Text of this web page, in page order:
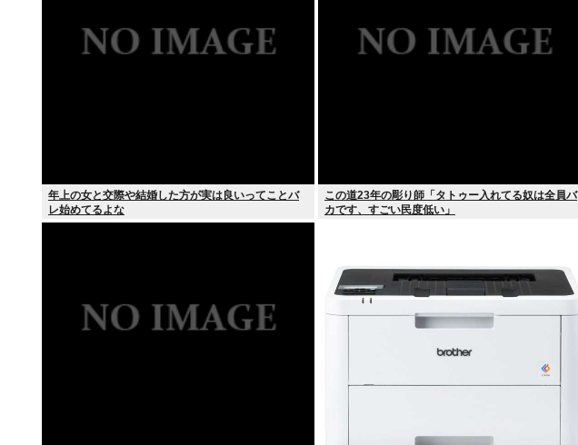
年上の女と交際や結婚した方が実は良いってことバ
レ始めてるよな
この道23年の彫り師「タトゥー入れてる奴は全員バ
カです、すごい民度低い」